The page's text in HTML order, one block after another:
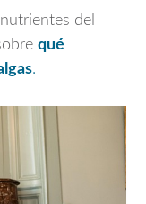
del
qué
.